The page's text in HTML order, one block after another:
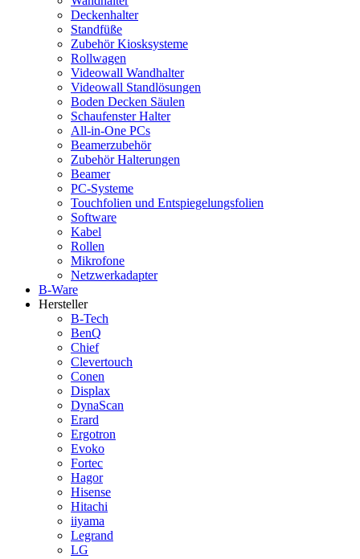
Deckenhalter
Standfüße
Zubehör Kiosksysteme
Rollwagen
Videowall Wandhalter
Videowall Standlösungen
Boden Decken Säulen
Schaufenster Halter
All-in-One PCs
Beamerzubehör
Zubehör Halterungen
Beamer
PC-Systeme
Touchfolien und Entspiegelungsfolien
Software
Kabel
Rollen
Mikrofone
Netzwerkadapter
B-Ware
Hersteller
B-Tech
BenQ
Chief
Clevertouch
Conen
Displax
DynaScan
Erard
Ergotron
Evoko
Fortec
Hagor
Hisense
Hitachi
iiyama
Legrand
LG